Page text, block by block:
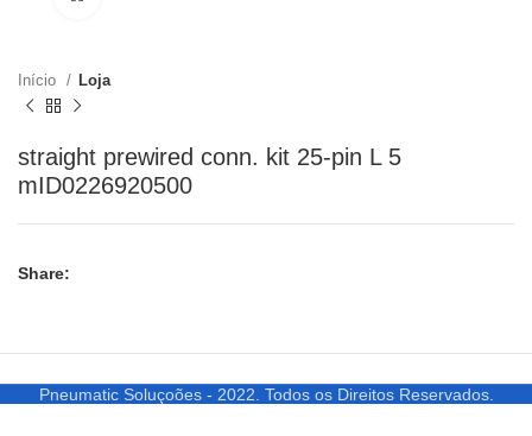
Início Loja
straight prewired conn. kit 25-pin L 5
mID0226920500
Share:
Pneumatic Soluçoões - 2022. Todos os Direitos Reservados.